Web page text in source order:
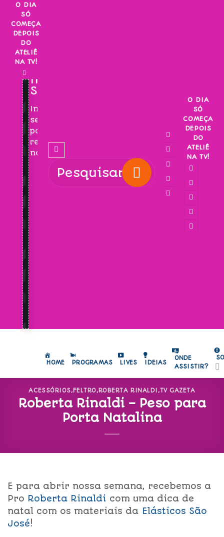
Skip
content
O DIA
SÓ
COMEÇA
DEPOIS
DO
ATELIÊ
NA TV!
INSCREVA-
SE!
Inscreva-
se
para
receber
novidades!
O DIA
SÓ
COMEÇA
DEPOIS
DO
ATELIÊ
NA TV!
HOME PROGRAMAS LIVES IDEIAS
ONDE
ASSISTIR?
ACESSÓRIOS,FELTRO,ROBERTA RINALDI ,TV GAZETA
Roberta Rinaldi – Peso para
Porta Natalina
E para abrir nossa semana, recebemos a
Pro Roberta Rinaldi com uma dica de
natal com os materiais da Elásticos São
José!